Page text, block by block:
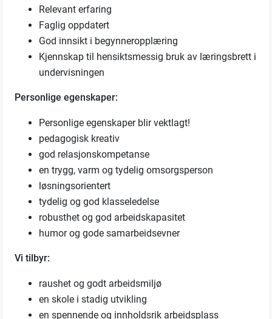
Relevant erfaring
Faglig oppdatert
God innsikt i begynneropplæring
Kjennskap til hensiktsmessig bruk av læringsbrett i
undervisningen
Personlige egenskaper:
Personlige egenskaper blir vektlagt!
pedagogisk kreativ
god relasjonskompetanse
en trygg, varm og tydelig omsorgsperson
løsningsorientert
tydelig og god klasseledelse
robusthet og god arbeidskapasitet
humor og gode samarbeidsevner
Vi tilbyr:
raushet og godt arbeidsmiljø
en skole i stadig utvikling
en spennende og innholdsrik arbeidsplass